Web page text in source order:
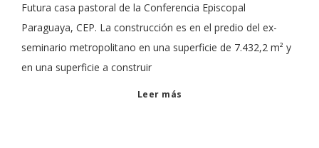
Futura casa pastoral de la Conferencia Episcopal
Paraguaya, CEP. La construcción es en el predio del ex-
seminario metropolitano en una superficie de 7.432,2 m² y
en una superficie a construir
Leer más